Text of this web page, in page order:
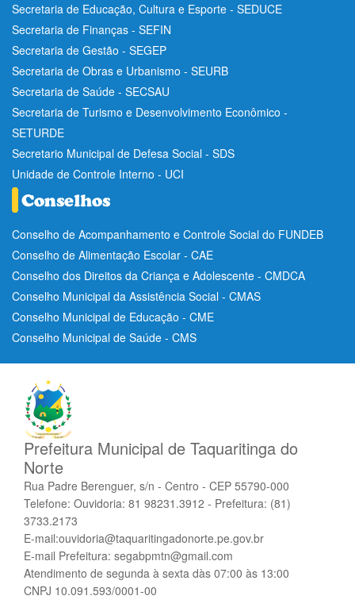
Secretaria de Educação, Cultura e Esporte - SEDUCE
Secretaria de Finanças - SEFIN
Secretaria de Gestão - SEGEP
Secretaria de Obras e Urbanismo - SEURB
Secretaria de Saúde - SECSAU
Secretaria de Turismo e Desenvolvimento Econômico -
SETURDE
Secretario Municipal de Defesa Social - SDS
Unidade de Controle Interno - UCI
Conselho de Acompanhamento e Controle Social do FUNDEB
Conselho de Alimentação Escolar - CAE
Conselho dos Direitos da Criança e Adolescente - CMDCA
Conselho Municipal da Assistência Social - CMAS
Conselho Municipal de Educação - CME
Conselho Municipal de Saúde - CMS
Prefeitura Municipal de Taquaritinga do
Norte
Rua Padre Berenguer, s/n - Centro - CEP 55790-000
Telefone: Ouvidoria: 81 98231.3912 - Prefeitura: (81)
3733.2173
E-mail:ouvidoria@taquaritingadonorte.pe.gov.br
E-mail Prefeitura: segabpmtn@gmail.com
Atendimento de segunda à sexta dàs 07:00 às 13:00
CNPJ 10.091.593/0001-00